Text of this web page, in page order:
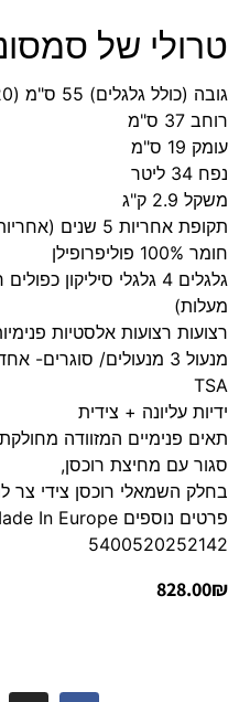
טרולי של
גובה (כולל גלגלים) 55 ס"מ (20 אינצ')
רוחב 37 ס"מ
עומק 19 ס"מ
נפח 34 ליטר
משקל 2.9 ק"ג
תקופת אחריות 5 שנים (אחריות בינלאומית)
חומר 100% פוליפרופילן
מעלות)
רצועות רצועות אלסטיות
מנעול 3 מנעולים/
TSA
ידיות עליונה + צידית
סגור עם מחיצת רוכסן,
בחלק השמאלי רוכסן צידי צר
פרטים נוספים Made In Europe
5400520252142
828.00₪